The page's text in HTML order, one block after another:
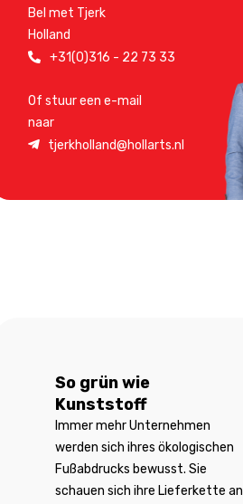
Bel met Tjerk
Holland
+31(0)316 - 22 73 33
Of stuur een e-mail
naar
tjerkholland@hollarts.nl
So grün wie
Kunststoff
Immer mehr Unternehmen
werden sich ihres ökologischen
Fußabdrucks bewusst. Sie
schauen sich ihre Lieferkette an